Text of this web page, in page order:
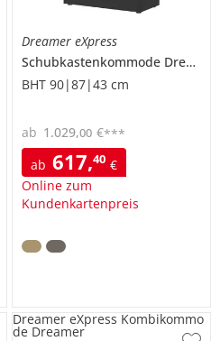
Dreamer eXpress
Schubkastenkommode Dreamer
BHT 90|87|43 cm
ab 617,40 €
Online zum
Kundenkartenpreis
ab 1.029,00 €***
Dreamer eXpress Kombikommo
de Dreamer